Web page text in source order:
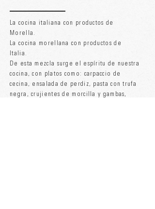
La cocina italiana con productos de
Morella.
La cocina morellana con productos de
Italia.
De esta mezcla surge el espíritu de nuestra
cocina, con platos como: carpaccio de
cecina, ensalada de perdiz, pasta con trufa
negra, crujientes de morcilla y gambas,